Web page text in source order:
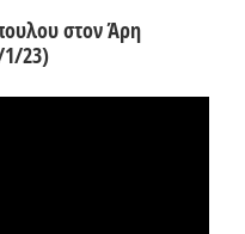
στον Άρη
23)